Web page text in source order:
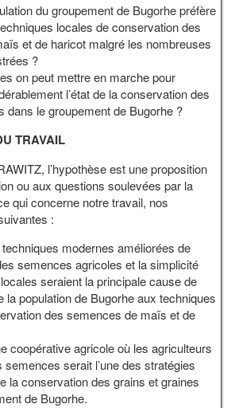
du groupement de Bugorhe préfère
locales de conservation des
et de haricot malgré les nombreuses
?
on peut mettre en marche pour
l’état de la conservation des
dans le groupement de Bugorhe ?
TRAVAIL
l’hypothèse est une proposition
ou aux questions soulevées par la
qui concerne notre travail, nos
:
techniques modernes améliorées de
semences agricoles et la simplicité
seraient la principale cause de
la population de Bugorhe aux techniques
des semences de maïs et de
coopérative agricole où les agriculteurs
serait l’une des stratégies
la conservation des grains et graines
de Bugorhe.